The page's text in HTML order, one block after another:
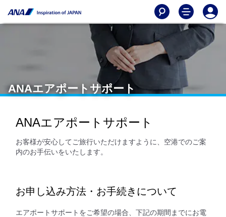
ANAエアポートサポート
ANAエアポートサポート
お客様が安心してご旅行いただけますように、空港でのご案
内のお手伝いをいたします。
お申し込み方法・お手続きについて
エアポートサポートをご希望の場合、下記の期間までにお電